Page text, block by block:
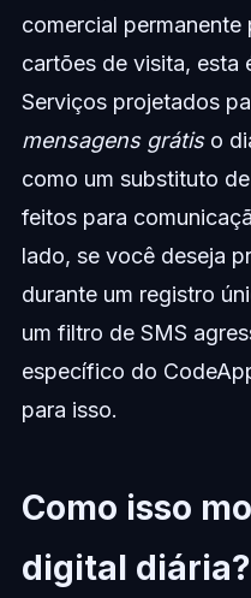
comercial permanente
cartões de visita, esta
Serviços projetados
mensagens grátiso
como um substituto de
feitos para
lado, se você deseja
durante um registro
um filtro de SMS
específico do
para isso.
Como isso
digital diária?